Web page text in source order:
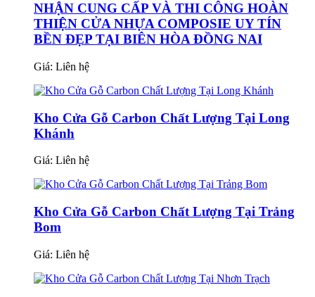
NHẬN CUNG CẤP VÀ THI CÔNG HOÀN
THIỆN CỬA NHỰA COMPOSIE UY TÍN
BỀN ĐẸP TẠI BIÊN HÒA ĐỒNG NAI
Giá: Liên hệ
Kho Cửa Gỗ Carbon Chất Lượng Tại Long
Khánh
Giá: Liên hệ
Kho Cửa Gỗ Carbon Chất Lượng Tại Trảng
Bom
Giá: Liên hệ